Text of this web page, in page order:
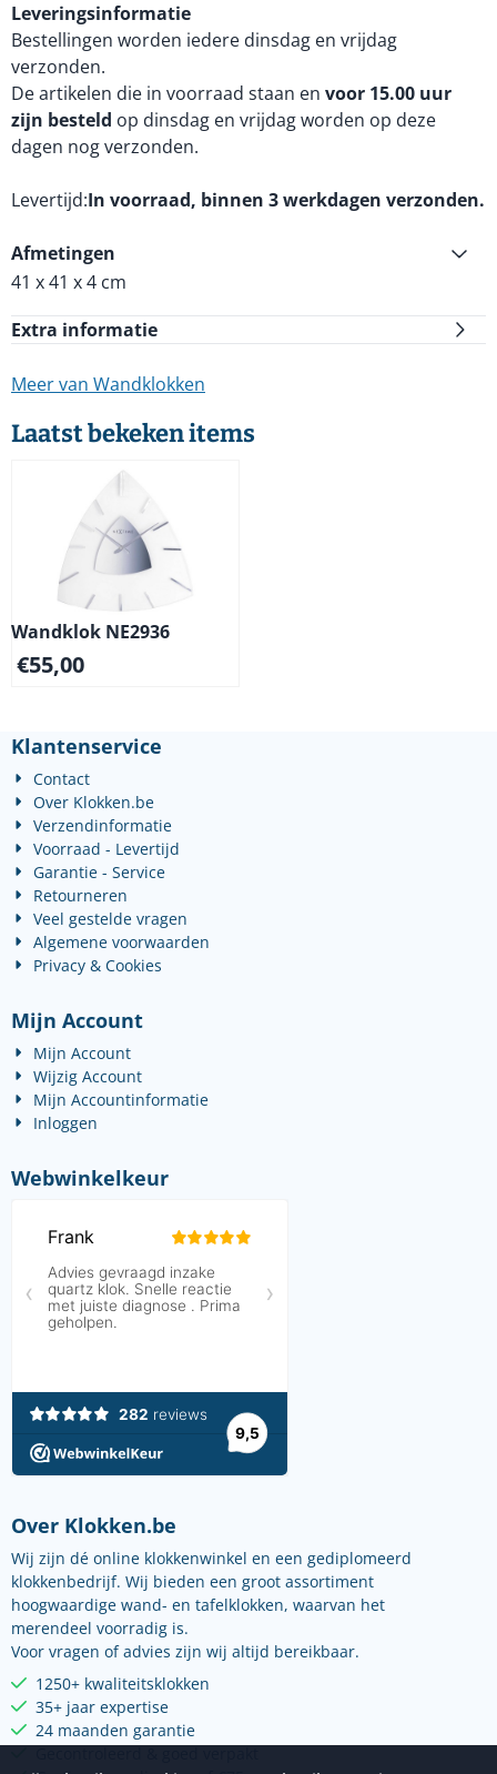
Leveringsinformatie
Bestellingen worden iedere dinsdag en vrijdag
verzonden.
De artikelen die in voorraad staan en voor 15.00 uur
zijn besteld op dinsdag en vrijdag worden op deze
dagen nog verzonden.
Levertijd In voorraad, binnen 3 werkdagen verzonden.
Afmetingen
41 x 41 x 4 cm
Extra informatie
Meer van Wandklokken
Laatst bekeken items
Wandklok NE2936
€55,00
Klantenservice
Contact
Over Klokken.be
Verzendinformatie
Voorraad - Levertijd
Garantie - Service
Retourneren
Veel gestelde vragen
Algemene voorwaarden
Privacy & Cookies
Mijn Account
Mijn Account
Wijzig Account
Mijn Accountinformatie
Inloggen
Webwinkelkeur
Over Klokken.be
Wij zijn dé online klokkenwinkel en een gediplomeerd
klokkenbedrijf. Wij bieden een groot assortiment
hoogwaardige wand- en tafelklokken, waarvan het
merendeel voorradig is.
Voor vragen of advies zijn wij altijd bereikbaar.
1250+ kwaliteitsklokken
35+ jaar expertise
24 maanden garantie